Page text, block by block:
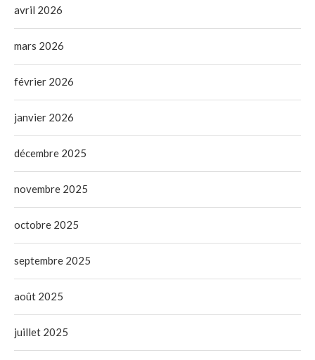
avril 2026
mars 2026
février 2026
janvier 2026
décembre 2025
novembre 2025
octobre 2025
septembre 2025
août 2025
juillet 2025